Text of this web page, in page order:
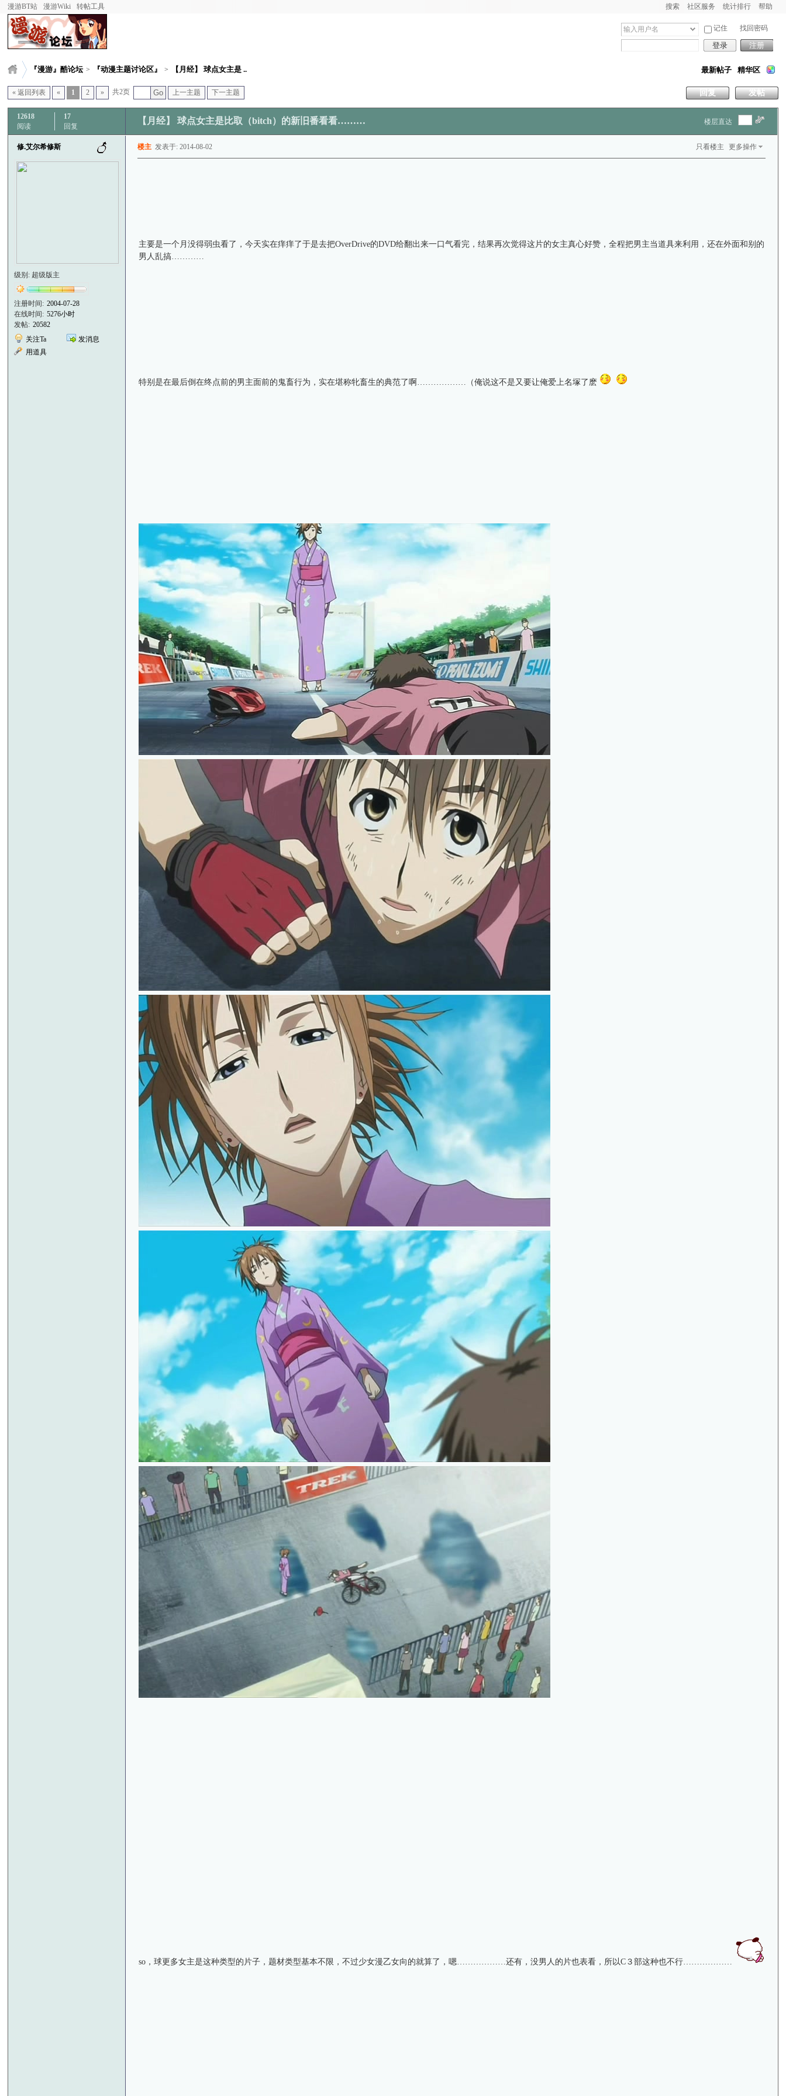
搜索 社区服务 统计排行 帮助
漫游BT站 漫游Wiki 转帖工具
记住 找回密码
登录 注册
最新帖子 精华区
『漫游』酷论坛 > 『动漫主题讨论区』 > 【月经】 球点女主是 ..
发帖
回复
« 返回列表 « 1 2 » 共2页 Go 上一主题 下一主题
12618
阅读
17
回复
【月经】 球点女主是比取（bitch）的新旧番看看……… 楼层直达
修.艾尔希修斯
级别: 超级版主
注册时间: 2004-07-28
在线时间: 5276小时
发帖: 20582
关注Ta
发消息
用道具
只看楼主 更多操作
楼主 发表于: 2014-08-02
主要是一个月没得弱虫看了，今天实在痒痒了于是去把OverDrive的DVD给翻出来一口气看完，结果再次觉得这片的女主真心好赞，全程把男主当道具来利用，还在外面和别的
男人乱搞…………
特别是在最后倒在终点前的男主面前的鬼畜行为，实在堪称牝畜生的典范了啊………………（俺说这不是又要让俺爱上名塚了麽
so，球更多女主是这种类型的片子，题材类型基本不限，不过少女漫乙女向的就算了，嗯………………还有，没男人的片也表看，所以C３部这种也不行………………